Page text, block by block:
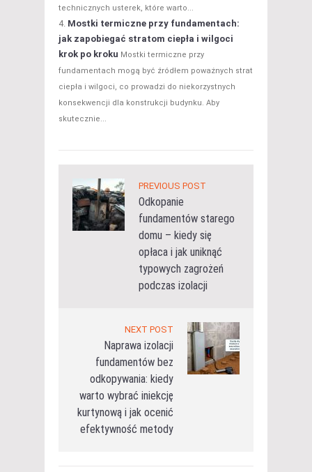
technicznych usterek, które warto...
Mostki termiczne przy fundamentach:
jak zapobiegać stratom ciepła i wilgoci
krok po kroku Mostki termiczne przy
fundamentach mogą być źródłem poważnych strat
ciepła i wilgoci, co prowadzi do niekorzystnych
konsekwencji dla konstrukcji budynku. Aby
skutecznie...
PREVIOUS POST
Odkopanie
fundamentów starego
domu – kiedy się
opłaca i jak uniknąć
typowych zagrożeń
podczas izolacji
NEXT POST
Naprawa izolacji
fundamentów bez
odkopywania: kiedy
warto wybrać iniekcję
kurtynową i jak ocenić
efektywność metody